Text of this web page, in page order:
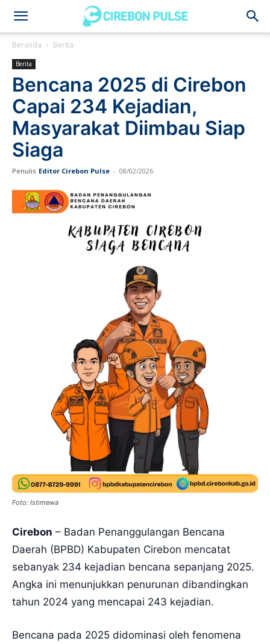
Cirebon
Pulse
Beranda Berita
Berita
Bencana 2025 di Cirebon
Capai 234 Kejadian,
Masyarakat Diimbau Siap
Siaga
Penulis Editor Cirebon Pulse - 08/02/2026
Foto: Istimewa
Cirebon – Badan Penanggulangan Bencana
Daerah (BPBD) Kabupaten Cirebon mencatat
sebanyak 234 kejadian bencana sepanjang 2025.
Angka ini menunjukkan penurunan dibandingkan
tahun 2024 yang mencapai 243 kejadian.
Bencana pada 2025 didominasi oleh fenomena